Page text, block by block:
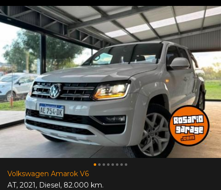
Volkswagen Amarok V6
AT, 2021, Diesel, 82.000 km.